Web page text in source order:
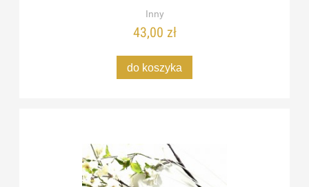
Inny
43,00 zł
do koszyka